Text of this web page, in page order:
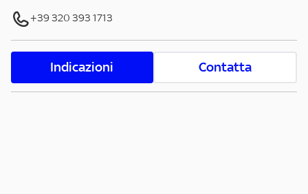
+39 320 393 1713
Indicazioni Contatta